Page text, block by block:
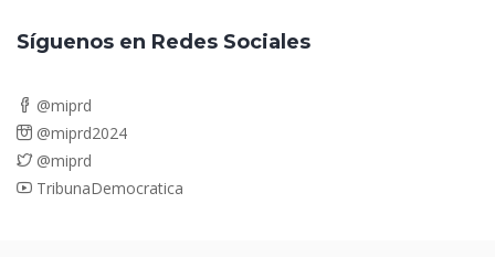
Síguenos en Redes Sociales
@miprd
@miprd2024
@miprd
TribunaDemocratica